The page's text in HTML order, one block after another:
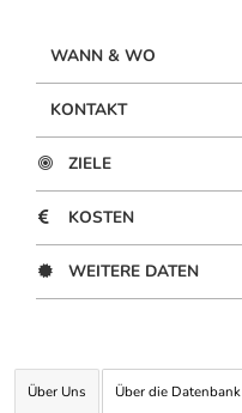
WANN & WO
KONTAKT
ZIELE
KOSTEN
WEITERE DATEN
Über Uns Über die Datenbank